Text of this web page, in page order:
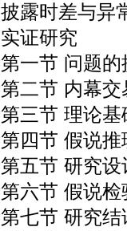
披露时差与异
实证研究
第一节 问题的
第二节 内幕交
第三节 理论
第四节 假说推
第五节 研究设
第六节 假说检
第七节 研究结